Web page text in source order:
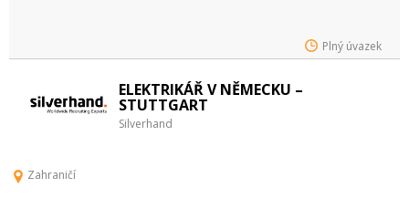
Plný úvazek
ELEKTRIKÁŘ V NĚMECKU –
STUTTGART
Silverhand
Zahraničí